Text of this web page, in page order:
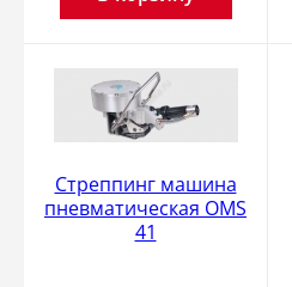
Стреппинг машина
пневматическая OMS
41